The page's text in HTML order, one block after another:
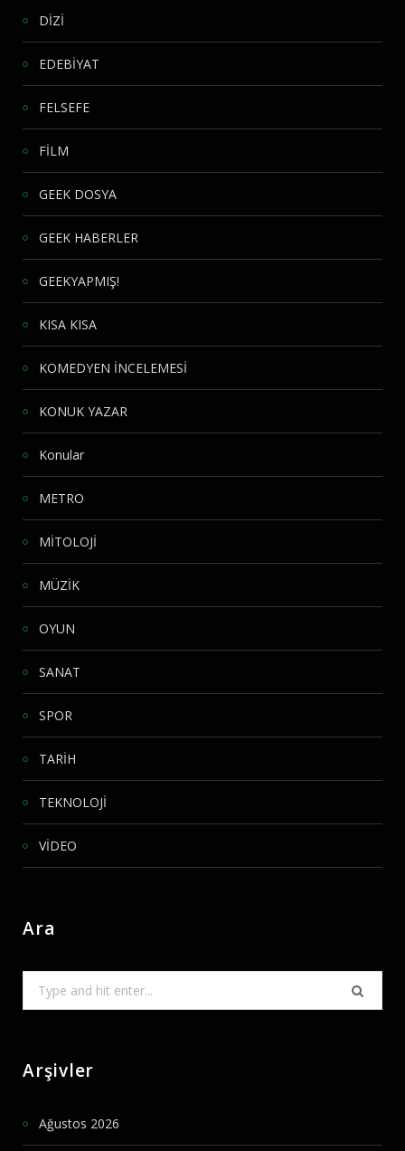
DİZİ
EDEBİYAT
FELSEFE
FİLM
GEEK DOSYA
GEEK HABERLER
GEEKYAPMIŞ!
KISA KISA
KOMEDYEN İNCELEMESİ
KONUK YAZAR
Konular
METRO
MİTOLOJİ
MÜZİK
OYUN
SANAT
SPOR
TARİH
TEKNOLOJİ
VİDEO
Ara
for:
Arşivler
Ağustos 2026